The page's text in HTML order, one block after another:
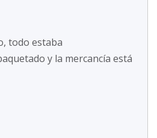
todo estaba
y la mercancía está